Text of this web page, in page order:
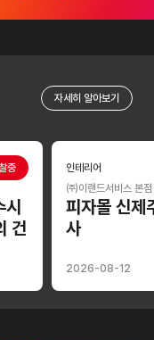
자세히 알아보기
중
건
인테리어
㈜이랜드서비스 본점
피자몰 신제
사
2026-08-12